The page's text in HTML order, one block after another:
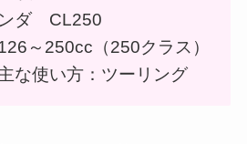
ダ CL250
～250cc（250クラス）
な使い方：ツーリング